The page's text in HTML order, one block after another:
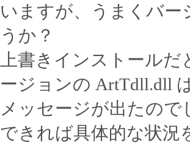
いますが、うまくバ
うか？
上書きインストール
ージョンの ArtTdll.dll
メッセージが出たので
できれば具体的な状況